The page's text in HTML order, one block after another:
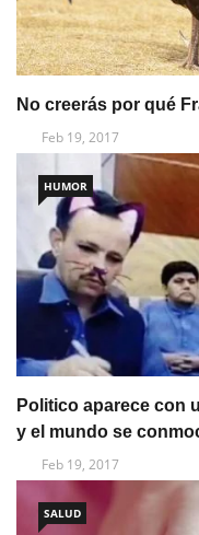
No creerás por qué
Feb 19, 2017
HUMOR
Politico aparece con
y el mundo se
Feb 19, 2017
SALUD